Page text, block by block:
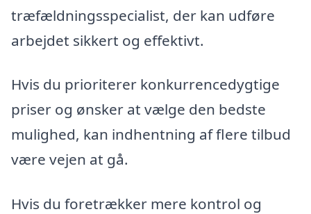
træfældningsspecialist, der kan udføre
arbejdet sikkert og effektivt.
Hvis du prioriterer konkurrencedygtige
priser og ønsker at vælge den bedste
mulighed, kan indhentning af flere tilbud
være vejen at gå.
Hvis du foretrækker mere kontrol og